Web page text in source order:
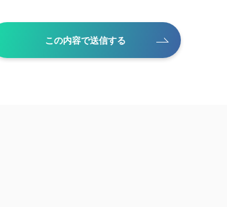
この内容で送信する